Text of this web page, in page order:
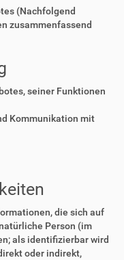
(Nachfolgend
zusammenfassend
seiner Funktionen
Kommunikation mit
die sich auf
Person (im
als identifizierbar wird
oder indirekt,